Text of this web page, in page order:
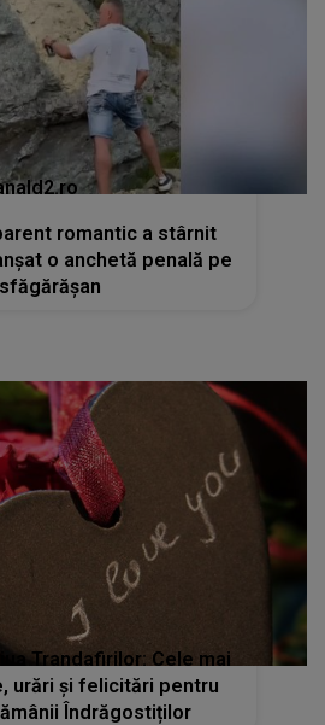
romantic a stârnit
o anchetă penală pe
Trandafirilor: Cele mai
urări și felicitări pentru
Îndrăgostiților